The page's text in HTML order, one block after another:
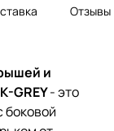
Отзывы
и
GREY- это
боковой